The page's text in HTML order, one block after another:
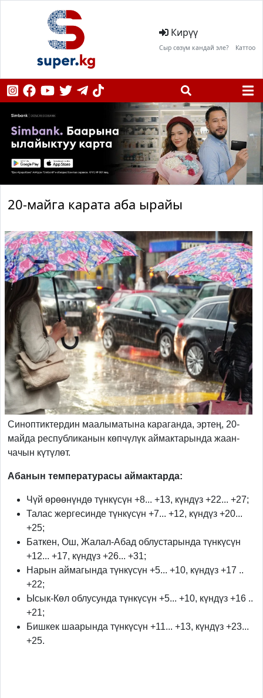
Кирүү
Сыр сөзүм кандай эле? Каттоо
20-майга карата аба ырайы
Синоптиктердин маалыматына караганда, эртең, 20-
майда республиканын көпчүлүк аймактарында жаан-
чачын күтүлөт.
Абанын температурасы аймактарда:
Чүй өрөөнүндө түнкүсүн +8... +13, күндүз +22... +27;
Талас жергесинде түнкүсүн +7... +12, күндүз +20...
+25;
Баткен, Ош, Жалал-Абад облустарында түнкүсүн
+12... +17, күндүз +26... +31;
Нарын аймагында түнкүсүн +5... +10, күндүз +17 ..
+22;
Ысык-Көл облусунда түнкүсүн +5... +10, күндүз +16 ..
+21;
Бишкек шаарында түнкүсүн +11... +13, күндүз +23...
+25.